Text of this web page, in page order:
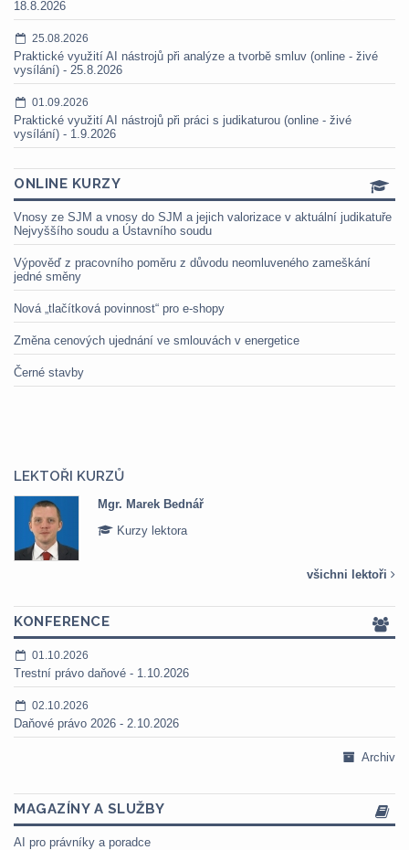
18.8.2026
25.08.2026
Praktické využití AI nástrojů při analýze a tvorbě smluv (online - živé
vysílání) - 25.8.2026
01.09.2026
Praktické využití AI nástrojů při práci s judikaturou (online - živé
vysílání) - 1.9.2026
ONLINE KURZY
Vnosy ze SJM a vnosy do SJM a jejich valorizace v aktuální judikatuře
Nejvyššího soudu a Ústavního soudu
Výpověď z pracovního poměru z důvodu neomluveného zameškání
jedné směny
Nová „tlačítková povinnost“ pro e-shopy
Změna cenových ujednání ve smlouvách v energetice
Černé stavby
LEKTOŘI KURZŮ
Mgr. Marek Bednář
Kurzy lektora
všichni lektoři
KONFERENCE
01.10.2026
Trestní právo daňové - 1.10.2026
02.10.2026
Daňové právo 2026 - 2.10.2026
Archiv
MAGAZÍNY A SLUŽBY
AI pro právníky a poradce